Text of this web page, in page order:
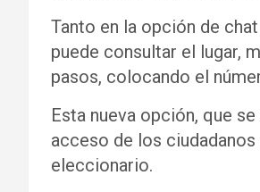
Tanto en la opción de
puede consultar el lugar,
pasos, colocando el
Esta nueva opción, que
acceso de los
eleccionario.